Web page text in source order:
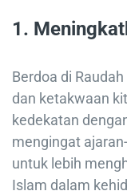
1.
Berdoa di
dan ketakwaan
kedekatan
mengingat
untuk lebih
Islam dalam